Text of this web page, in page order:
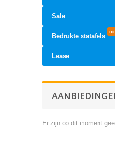
Sale
Bedrukte statafels
Lease
Er zijn op dit moment